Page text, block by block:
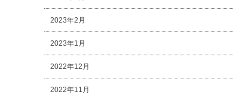
2023年2月
2023年1月
2022年12月
2022年11月